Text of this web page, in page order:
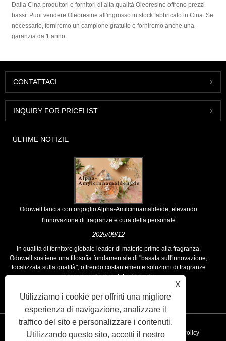
Dalla Cina produttori e fornitori di alta qualità Oleoresine offrono prezzi
bassi. Puoi vendere Oleoresine all'ingrosso in stock fabbricato in Cina. Se
necessario, forniremo un campione gratuito e forniremo anche una
garanzia da 1 anno.
CONTATTACI
INQUIRY FOR PRICELIST
ULTIME NOTIZIE
Odowell lancia con orgoglio Alpha-Amilcinnamaldeide, elevando
l'innovazione di fragranze e cura della personale
2025/09/12
In qualità di fornitore globale leader di materie prime alla fragranza,
Odowell sostiene una filosofia fondamentale di "basata sull'innovazione,
focalizzata sulla qualità", offrendo costantemente soluzioni di fragranze
superiori ai clienti in tutto il mondo.
Collegamenti Sitemap RSS XML Privacy Policy
X
Utilizziamo i cookie per offrirti una migliore
esperienza di navigazione, analizzare il
traffico del sito e personalizzare i contenuti.
Utilizzando questo sito, accetti il ​​nostro